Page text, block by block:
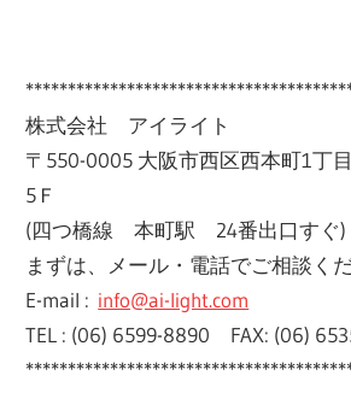
株式会社 アイライト
〒550-0005 大阪市西区西本町1丁
5Ｆ
(四つ橋線 本町駅 24番出口すぐ)
まずは、メール・電話でご相談くだ
E-mail : info@ai-light.com
TEL : (06) 6599-8890 FAX: (06)